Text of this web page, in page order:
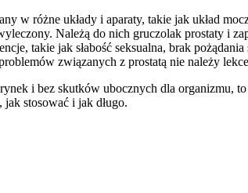
w różne układy i aparaty, takie jak układ
Należą do nich gruczolak prostaty i
takie jak słabość seksualna, brak
związanych z prostatą nie należy
i bez skutków ubocznych dla organizmu,
stosować i jak długo.